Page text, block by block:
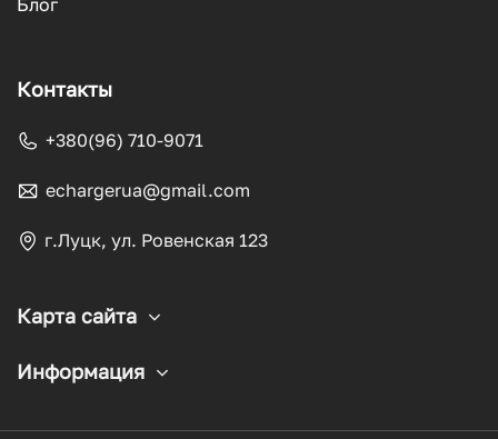
Блог
Контакты
+380(96) 710-9071
echargerua@gmail.com
г.Луцк, ул. Ровенская 123
Карта сайта
Информация